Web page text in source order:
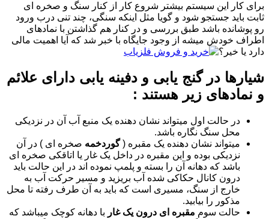
برای کار این سیستم بیشتر شروع کار از کنار سنگ و صخره ای
ثابت باید جستجو شود و گویا مثل اینکه سنگی، چند تنی درب ورود
رو پوشانده باشد طبق بررسی و در کنار هم گذاشتن با نمادهای
اطراف خودش میشه از وجود جایگاه با خبر شد که آیا اهمیت مالی
دارد یا خیر؟
شیارها در گنج یابی و دفینه یابی دارای علائم
و نمادهای زیر هستند :
در حالت اول میتواند نشان دهنده یک منبع آب آن در نزدیکی
محل سنگ نگاره باشد.
میتواند نشان دهنده یک مقبره (گوردخمه صخره ای ) در آن
نزدیکی بوده و این مقبره در داخل یک غار یا اتاقکی صخره ای
باشد که دهانه آن را بسته و پلمپ نموده اند در این حالت باید
درون کانال حکاکی شده آب بریزید و مسیر حرکت آب به
خارج از سنگ، مسیری است که باید به آن طرف رفته تا محل
مذکور را بیابید.
حالت سوم مقبره ای درون یک غار با دهانه کوچک میباشد که